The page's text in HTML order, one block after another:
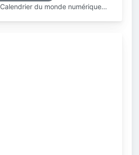
Calendrier du monde numérique…